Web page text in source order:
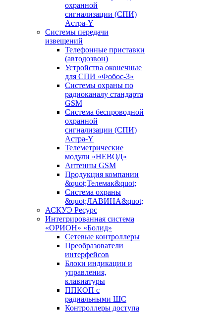
охранной
сигнализации (СПИ)
Астра-Y
Системы передачи
извещений
Телефонные приставки
(автодозвон)
Устройства оконечные
для СПИ «Фобос-3»
Системы охраны по
радиоканалу стандарта
GSM
Система беспроводной
охранной
сигнализации (СПИ)
Астра-Y
Телеметрические
модули «НЕВОД»
Антенны GSM
Продукция компании
&quot;Телемак&quot;
Система охраны
&quot;ЛАВИНА&quot;
АСКУЭ Ресурс
Интегрированная система
«ОРИОН» «Болид»
Сетевые контроллеры
Преобразователи
интерфейсов
Блоки индикации и
управления,
клавиатуры
ППКОП с
радиальными ШС
Контроллеры доступа